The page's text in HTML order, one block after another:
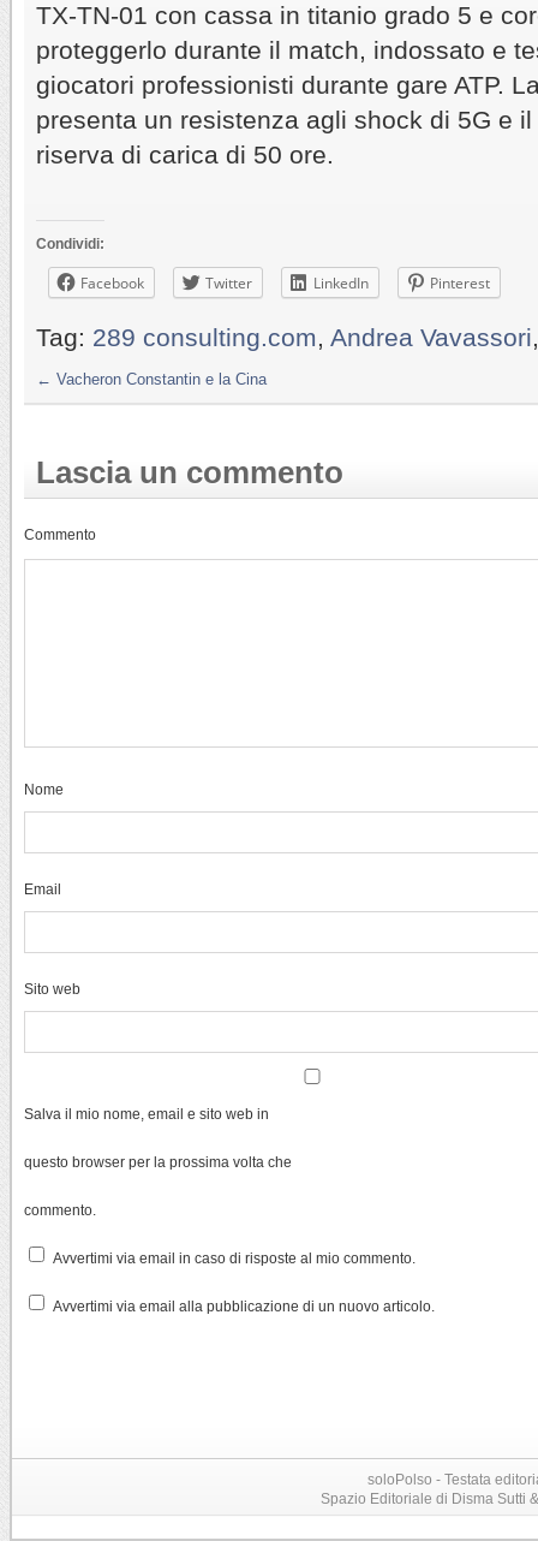
TX-TN-01 con cassa in titanio grado 5 e
proteggerlo durante il match, indossato e
giocatori professionisti durante gare ATP.
presenta un resistenza agli shock di 5G e
riserva di carica di 50 ore.
Condividi:
Facebook Twitter LinkedIn Pinterest
Tag: 289 consulting.com, Andrea Vavassori
← Vacheron Constantin e la Cina
Lascia un commento
Commento
Nome
Email
Sito web
Salva il mio nome, email e sito web in
questo browser per la prossima volta che
commento.
Avvertimi via email in caso di risposte al mio commento.
Avvertimi via email alla pubblicazione di un nuovo articolo.
soloPolso - Testata
Spazio Editoriale di Disma Sutti